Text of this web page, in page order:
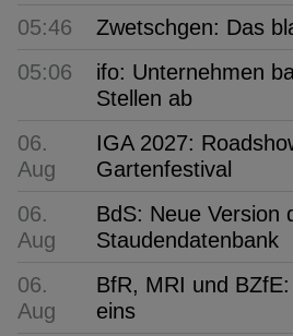
05:46
Zwetschgen: Das
05:06
ifo: Unternehmen
Stellen ab
06.
Aug
IGA 2027:
Gartenfestival
06.
Aug
BdS: Neue Version
Staudendatenbank
06.
Aug
BfR, MRI und
eins